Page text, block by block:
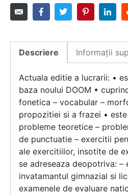
Descriere Informații
Actuala editie a lucrarii: •
baza noului DOOM •
fonetica – vocabular –
propozitiei si a frazei •
probleme teoretice –
de punctuatie – exercitii
ale exercitiilor, insotite de
se adreseaza deopotriva: –
invatamantul gimnazial si
examenele de evaluare